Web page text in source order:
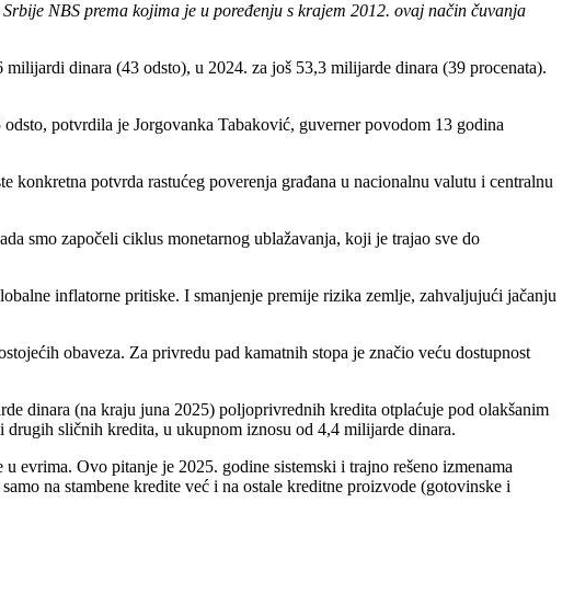
NBS prema kojima je u poređenju s krajem 2012. ovaj način čuvanja
dinara (43 odsto), u 2024. za još 53,3 milijarde dinara (39 procenata).
potvrdila je Jorgovanka Tabaković, guverner povodom 13 godina
konkretna potvrda rastućeg poverenja građana u nacionalnu valutu i centralnu
smo započeli ciklus monetarnog ublažavanja, koji je trajao sve do
inflatorne pritiske. I smanjenje premije rizika zemlje, zahvaljujući jačanju
obaveza. Za privredu pad kamatnih stopa je značio veću dostupnost
dinara (na kraju juna 2025) poljoprivrednih kredita otplaćuje pod olakšanim
sličnih kredita, u ukupnom iznosu od 4,4 milijarde dinara.
evrima. Ovo pitanje je 2025. godine sistemski i trajno rešeno izmenama
na stambene kredite već i na ostale kreditne proizvode (gotovinske i